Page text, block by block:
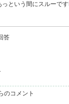
という間にスルーで
答
のコメント